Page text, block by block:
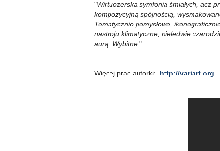
"Wirtuozerska symfonia śmiałych, acz
kompozycyjną spójnością,
Tematycznie pomysłowe,
nastroju klimatyczne, nieledwie
aurą. Wybitne. "
Więcej prac autorki: http://variart.org